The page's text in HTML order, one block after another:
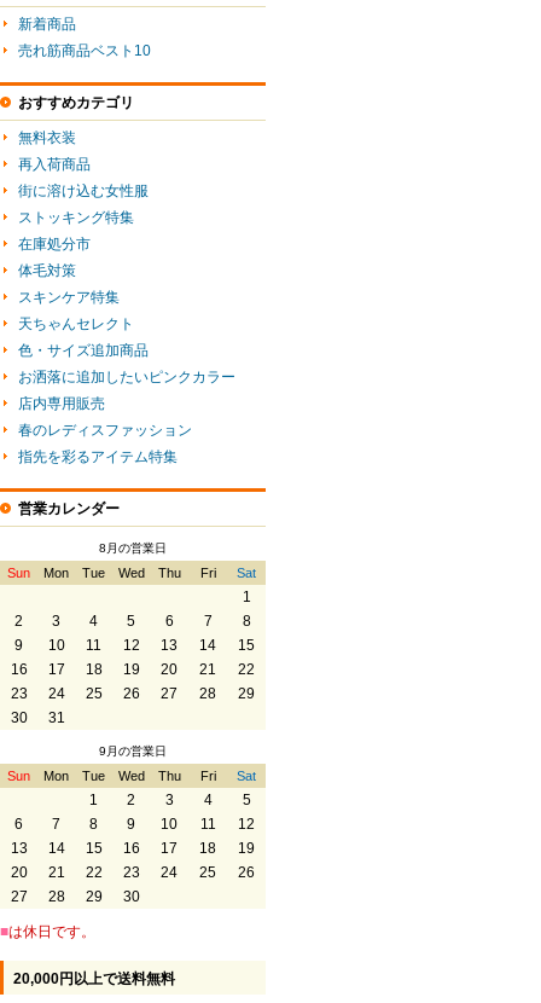
新着商品
売れ筋商品ベスト10
おすすめカテゴリ
無料衣装
再入荷商品
街に溶け込む女性服
ストッキング特集
在庫処分市
体毛対策
スキンケア特集
天ちゃんセレクト
色・サイズ追加商品
お洒落に追加したいピンクカラー
店内専用販売
春のレディスファッション
指先を彩るアイテム特集
営業カレンダー
8月の営業日
Sun Mon Tue Wed Thu Fri Sat
1
2
3 4 5 6 7
8
9
10 11 12 13 14
15
16
17 18 19 20 21
22
23
24 25 26 27 28
29
30
31
9月の営業日
Sun Mon Tue Wed Thu Fri Sat
1 2 3 4
5
6
7 8 9 10 11
12
13
14 15 16 17 18
19
20
21 22 23 24 25
26
27
28 29 30
■は休日です。
20,000円以上で送料無料